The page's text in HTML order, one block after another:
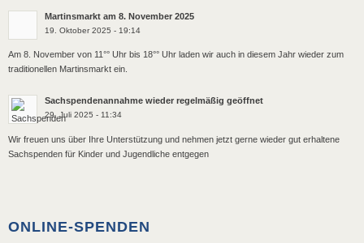
Martinsmarkt am 8. November 2025
19. Oktober 2025 - 19:14
Am 8. November von 11°° Uhr bis 18°° Uhr laden wir auch in diesem Jahr wieder zum
traditionellen Martinsmarkt ein.
Sachspendenannahme wieder regelmäßig geöffnet
29. Juli 2025 - 11:34
Wir freuen uns über Ihre Unterstützung und nehmen jetzt gerne wieder gut erhaltene
Sachspenden für Kinder und Jugendliche entgegen
ONLINE-SPENDEN